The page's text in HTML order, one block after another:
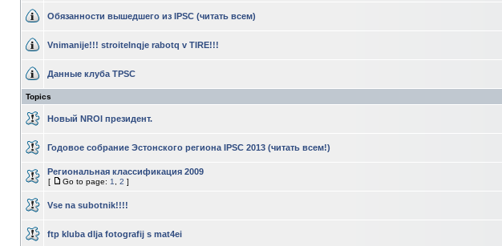
Обязанности вышедшего из IPSC (читать всем)
Vnimanije!!! stroitelnqje rabotq v TIRE!!!
Данные клуба TPSC
Topics
Новый NROI президент.
Годовое собрание Эстонского региона IPSC 2013 (читать всем!)
Региональная классификация 2009
[ Go to page: 1 2 ]
Vse na subotnik!!!!
ftp kluba dlja fotografij s mat4ei